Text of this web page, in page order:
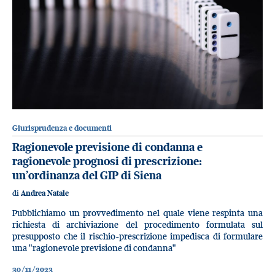
Giurisprudenza e documenti
Ragionevole previsione di condanna e
ragionevole prognosi di prescrizione:
un’ordinanza del GIP di Siena
di Andrea Natale
Pubblichiamo un provvedimento nel quale viene respinta una
richiesta di archiviazione del procedimento formulata sul
presupposto che il rischio-prescrizione impedisca di formulare
una "ragionevole previsione di condanna"
30/11/2023